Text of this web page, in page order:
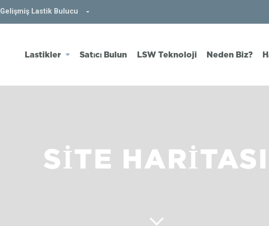
Gelişmiş Lastik Bulucu
Lastikler Satıcı Bulun LSW Teknoloji Neden Biz?
SİTE HARİTASI